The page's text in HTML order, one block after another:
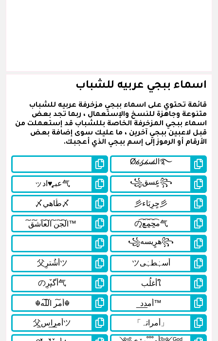
اسماء ببجي عربيه للشباب
قائمة تحتوي على اسماء ببجي مزخرفة عربيه للشباب
متنوعة وجاهزة للنسخ والإستعمال ، ربما تجد بعض
اسماء ببجي المزخرفة الخاصة بللشباب قد إستعملت من
قبل لاعبين ببجي آخرين ، ما عليك سوى إضافة بعض
الأرقام أو الرموز إلى إسم ببجي الذي أعجبك.